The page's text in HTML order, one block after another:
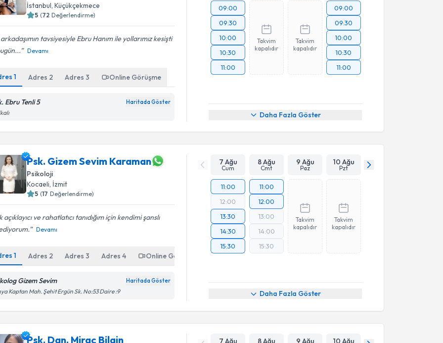
İstanbul , Küçükçekmece
5 (72 Değerlendirme)
tavsiyesiyle Ebru Hanım ile yollarımız kesişti
Devamı
1 Adres 2 Adres3 Online Görüşme
Ebru Tenli 5 Haritada Göster
09:00
09:30
10:00
10:30
11:00
Takvim
kapalıdır
Takvim
kapalıdır
09:00
09:30
10:00
10:30
11:00
Daha Fazla Göster
Psk. Gizem Sevim Karaman
Psikoloji
Kocaeli, İzmit
5 (17 Değerlendirme)
açıklayıcı ve rahatlatıcı tanıdığım için kendimi şanslı
Devamı
1 Adres 2 Adres3 Adres4 Online Görüşme
Gizem Sevim Haritada Göster
Kaptan Mah. Şehit Ergün Sk. No:53 Daire :9
7 Ağu
Cum
8 Ağu
Cmt
9 Ağu
Paz
10 Ağu
Pzt
11:00
12:00
13:30
14:30
15:30
11:00
12:00
13:00
14:00
15:30
Takvim
kapalıdır
Takvim
kapalıdır
Daha Fazla Göster
Psk. Dan. Miraç Bilgin 7 Ağu 8 Ağu 9 Ağu 10 Ağu